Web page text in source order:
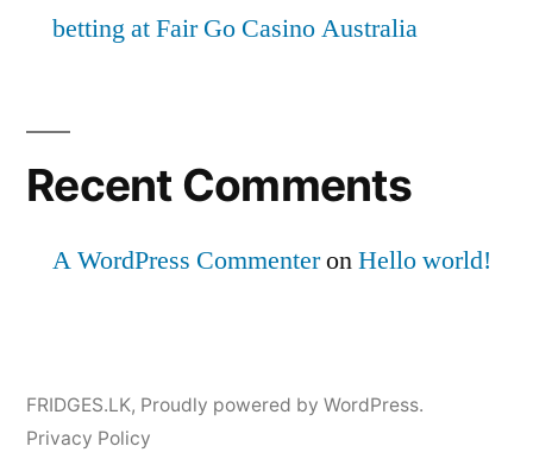
betting at Fair Go Casino Australia
Recent Comments
A WordPress CommenteronHello world!
FRIDGES.LK, Proudly powered by WordPress.
Privacy Policy